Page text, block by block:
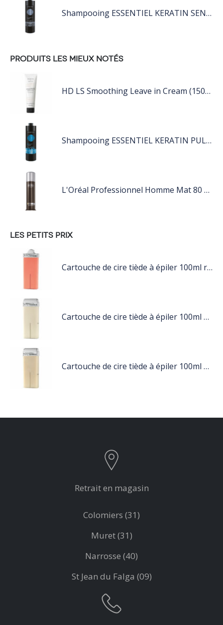
Shampooing ESSENTIEL KERATIN SENSITIVE 1L
PRODUITS LES MIEUX NOTÉS
HD LS Smoothing Leave in Cream (150ml) Farmavita
Shampooing ESSENTIEL KERATIN PULP 1L
L'Oréal Professionnel Homme Mat 80 ML
LES PETITS PRIX
Cartouche de cire tiède à épiler 100ml rose
Cartouche de cire tiède à épiler 100ml blanc
Cartouche de cire tiède à épiler 100ml nacré
Retrait en magasin
Colomiers (31)
Muret (31)
Narrosse (40)
St Jean du Falga (09)